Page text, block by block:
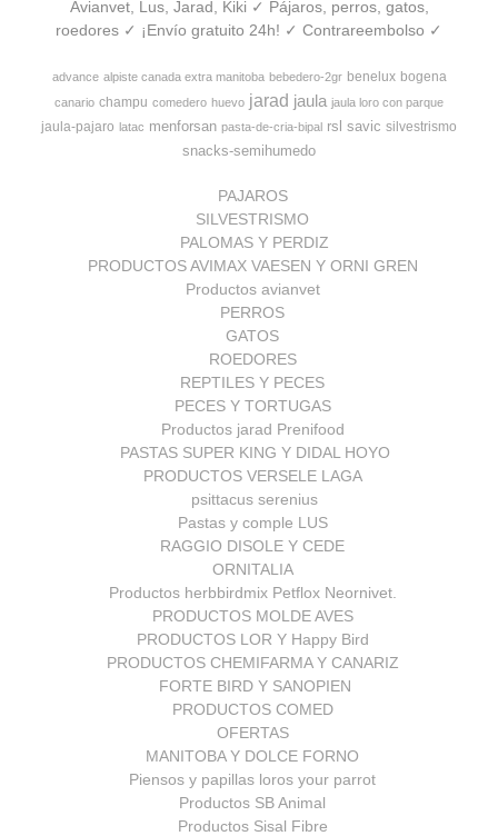
Avianvet, Lus, Jarad, Kiki ✓ Pájaros, perros, gatos,
roedores ✓ ¡Envío gratuito 24h! ✓ Contrareembolso ✓
advance alpiste canada extra manitoba bebedero-2gr benelux bogena
canario champu comedero huevo jarad jaula jaula loro con parque
jaula-pajaro latac menforsan pasta-de-cria-bipal rsl savic silvestrismo
snacks-semihumedo
PAJAROS
SILVESTRISMO
PALOMAS Y PERDIZ
PRODUCTOS AVIMAX VAESEN Y ORNI GREN
Productos avianvet
PERROS
GATOS
ROEDORES
REPTILES Y PECES
PECES Y TORTUGAS
Productos jarad Prenifood
PASTAS SUPER KING Y DIDAL HOYO
PRODUCTOS VERSELE LAGA
psittacus serenius
Pastas y comple LUS
RAGGIO DISOLE Y CEDE
ORNITALIA
Productos herbbirdmix Petflox Neornivet.
PRODUCTOS MOLDE AVES
PRODUCTOS LOR Y Happy Bird
PRODUCTOS CHEMIFARMA Y CANARIZ
FORTE BIRD Y SANOPIEN
PRODUCTOS COMED
OFERTAS
MANITOBA Y DOLCE FORNO
Piensos y papillas loros your parrot
Productos SB Animal
Productos Sisal Fibre